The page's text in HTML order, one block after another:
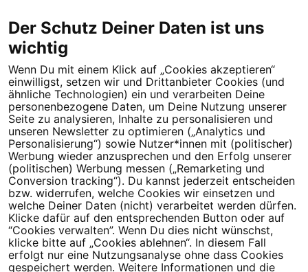
Dein Engagement macht den Unterschied. Schließe Dich 4,5
Millionen Menschen an.
Newsletter bestellen
Campact e.V.
IBAN DE95 2‍5‍1‍2 0‍5‍1‍0 6‍9‍8‍0 0‍0‍0‍0 0‍0
SozialBank
Direkt online spenden
NewsletterHilfe und
Der Schutz Deiner Daten ist uns
wichtig
Wenn Du mit einem Klick auf „Cookies akzeptieren“
einwilligst, setzen wir und Drittanbieter Cookies (und
ähnliche Technologien) ein und verarbeiten Deine
personenbezogene Daten, um Deine Nutzung unserer
Seite zu analysieren, Inhalte zu personalisieren und
unseren Newsletter zu optimieren („Analytics und
Personalisierung“) sowie Nutzer*innen mit (politischer)
Werbung wieder anzusprechen und den Erfolg unserer
(politischen) Werbung messen („Remarketing und
Conversion tracking“). Du kannst jederzeit entscheiden
bzw. widerrufen, welche Cookies wir einsetzen und
welche Deiner Daten (nicht) verarbeitet werden dürfen.
Klicke dafür auf den entsprechenden Button oder auf
“Cookies verwalten”. Wenn Du dies nicht wünschst,
klicke bitte auf „Cookies ablehnen“. In diesem Fall
erfolgt nur eine Nutzungsanalyse ohne dass Cookies
gespeichert werden. Weitere Informationen und die